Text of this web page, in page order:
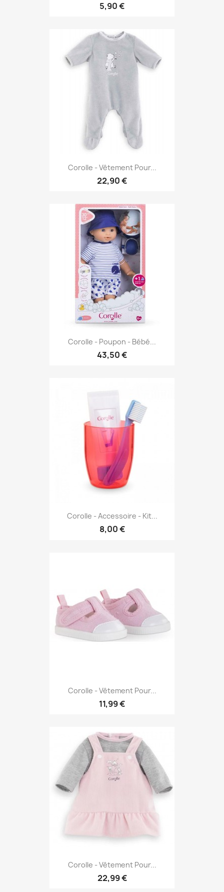
5,90 €
Corolle - Vêtement Pour...
22,90 €
Corolle - Poupon - Bébé...
43,50 €
Corolle - Accessoire - Kit...
8,00 €
Corolle - Vêtement Pour...
11,99 €
Corolle - Vêtement Pour...
22,99 €